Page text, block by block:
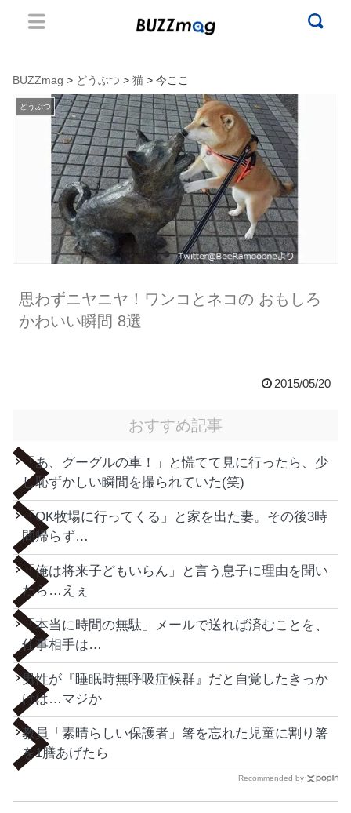
BUZZmag > どうぶつ > 猫 > 今ここ
どうぶつ
思わずニヤニヤ！ワンコとネコの おもしろ
かわいい瞬間 8選
2015/05/20
おすすめ記事
「あ、グーグルの車！」と慌てて見に行ったら、少
し恥ずかしい瞬間を撮られていた(笑)
「OK牧場に行ってくる」と家を出た妻。その後3時
間帰らず…
「俺は将来子どもいらん」と言う息子に理由を聞い
たら…えぇ
「本当に時間の無駄」メールで送れば済むことを、
仕事相手は…
男性が『睡眠時無呼吸症候群』だと自覚したきっか
けは…マジか
教員「素晴らしい保護者」箸を忘れた児童に割り箸
を1膳あげたら
Recommended by